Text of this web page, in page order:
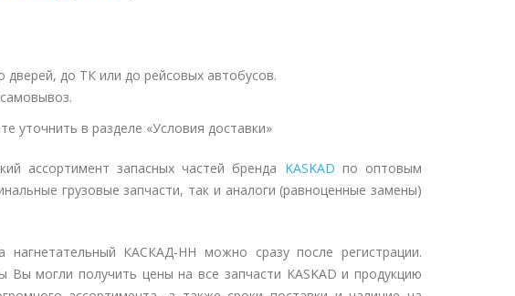
до ТК или до рейсовых автобусов.
в разделе «Условия доставки»
ассортимент запасных частей бренда KASKAD по оптовым
грузовые запчасти, так и аналоги (равноценные замены)
КАСКАД-НН можно сразу после регистрации.
Вы могли получить цены на все запчасти KASKAD и продукцию